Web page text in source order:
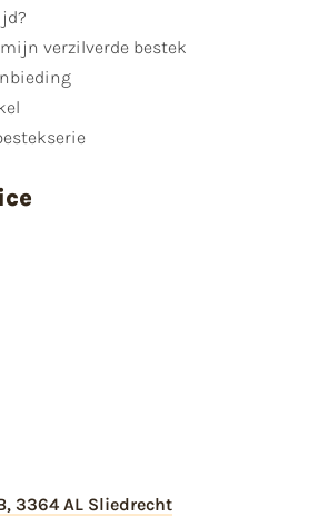
verzilverde bestek
3364 AL Sliedrecht